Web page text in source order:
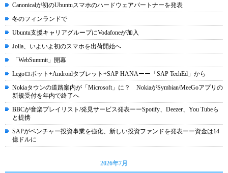
Canonicalが初のUbuntuスマホのハードウェアパートナーを発表
冬のフィンランドで
Ubuntu支援キャリアグループにVodafoneが加入
Jolla、いよいよ初のスマホを出荷開始へ
「WebSummit」開幕
Legoロボット+Androidタブレット+SAP HANAーー「SAP TechEd」から
Nokiaタウンの道路案内が「Microsoft」に？ NokiaがSymbian/MeeGoアプリの
新規受付を年内で終了へ
BBCが音楽プレイリスト/発見サービス発表ーーSpotify、Deezer、You Tubeら
と提携
SAPがベンチャー投資事業を強化、新しい投資ファンドを発表ーー資金は14
億ドルに
2026年7月